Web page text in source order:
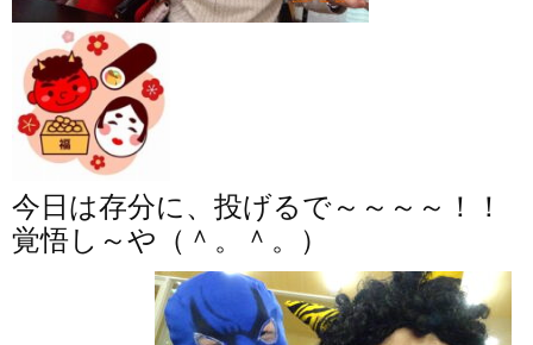
今日は存分に、投げるで～～～～！！
覚悟し～や（＾。＾。）